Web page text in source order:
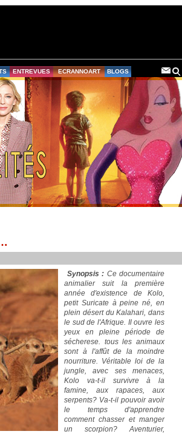
ENTREVUES ECRANNOART BLOGS
Synopsis : Ce documentaire
animalier suit la première
année d'existence de Kolo,
petit Suricate à peine né, en
plein désert du Kalahari, dans
le sud de l'Afrique. Il ouvre les
yeux en pleine période de
sécherese. tous les animaux
sont à l'affût de la moindre
nourriture. Véritable loi de la
jungle, avec ses menaces,
Kolo va-t-il survivre à la
famine, aux rapaces, aux
serpents? Va-t-il pouvoir avoir
le temps d'apprendre
comment chasser et manger
un scorpion? Aventurier,